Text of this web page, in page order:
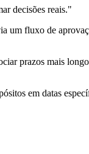
decisões reais."
um fluxo de
prazos mais
em datas